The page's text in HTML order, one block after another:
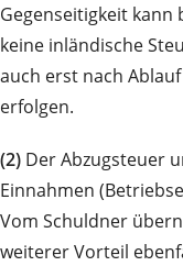
Gegenseitigkeit kann
keine inländische
auch erst nach
erfolgen.
(2) Der Abzugsteuer
Einnahmen
Vom Schuldner
weiterer Vorteil